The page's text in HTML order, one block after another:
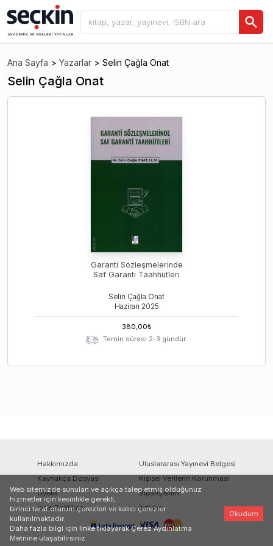
Ana Sayfa > Yazarlar > Selin Çağla Onat
Selin Çağla Onat
Garanti Sözleşmelerinde
Saf Garanti Taahhütleri
Selin Çağla Onat
Haziran 2025
380,00₺
Temin süresi 2-3 gündür.
Hakkımızda
Uluslararası Yayınevi Belgesi
Kaynakça Dosyası
Kişisel Verilerin Korunması
Üyelik
Siparişlerim
İade Politikası
İletişim
Web sitemizde sunulan ve açıkça talep etmiş olduğunuz
hizmetler için kesinlikle gerekli,
birinci taraf oturum çerezleri ve kalıcı çerezler
kullanılmaktadır.
Daha fazla bilgi için linke tıklayarak Çerez Aydınlatma
Metnine ulaşabilirsiniz.
Okudum